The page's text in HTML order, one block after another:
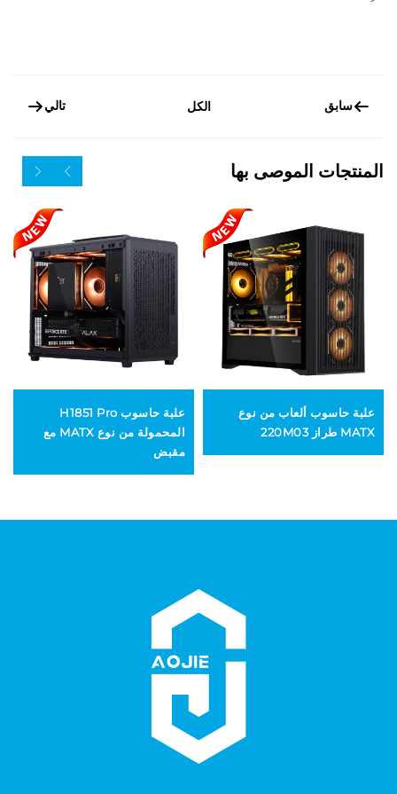
سابق الكل تالي
المنتجات الموصى بها
علبة حاسوب ألعاب من نوع
MATX طراز 220M03
علبة حاسوب H1851 Pro
المحمولة من نوع MATX مع
مقبض